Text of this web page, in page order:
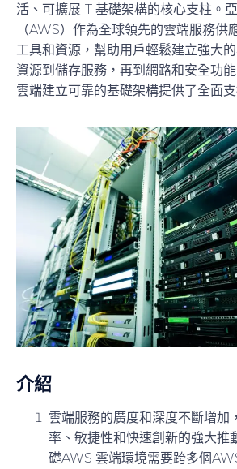
活、可擴展IT 基礎架構的核心支柱。
（AWS）作為全球領先的雲端服務供
工具和資源，幫助用戶輕鬆建立強大
資源到儲存服務，再到網路和安全功
雲端建立可靠的基礎架構提供了全面支
介紹
雲端服務的廣度和深度不斷增加
率、敏捷性和快速創新的強大推
礎AWS 雲端環境需要跨多個